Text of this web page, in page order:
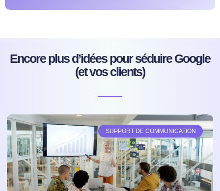
Encore plus d’idées pour séduire Google
(et vos clients)
SUPPORT DE COMMUNICATION